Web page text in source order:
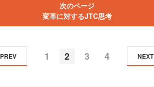
次のページ
変革に対するJTC思考
1 2 3 4
PREV NEXT